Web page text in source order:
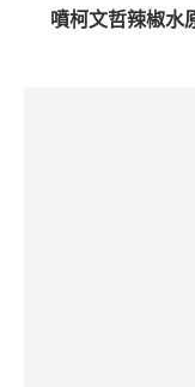
噴柯文哲辣椒